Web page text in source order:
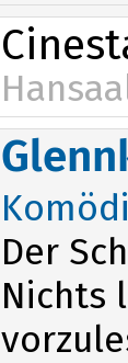
Der
Nichts